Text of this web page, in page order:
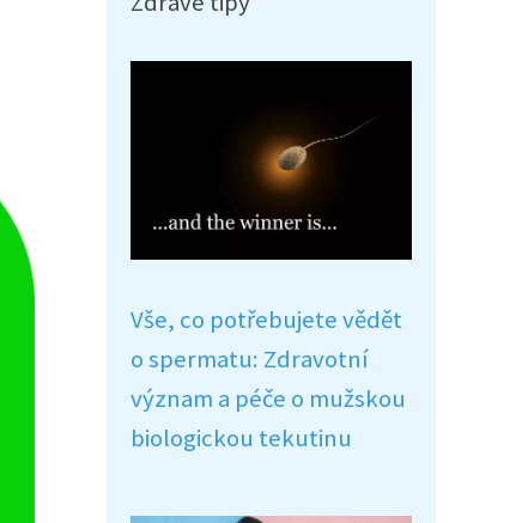
Vše, co potřebujete vědět
o spermatu: Zdravotní
význam a péče o mužskou
biologickou tekutinu